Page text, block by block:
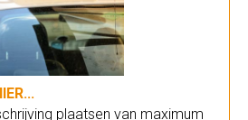
plaatsen van maximum